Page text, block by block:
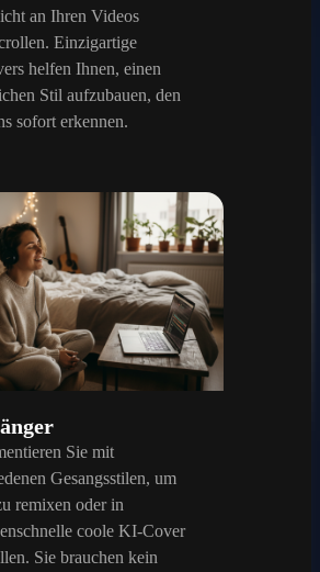
an Ihren Videos
Einzigartige
helfen Ihnen, einen
Stil aufzubauen, den
sofort erkennen.
Sie mit
Gesangsstilen, um
remixen oder in
coole KI-Cover
Sie brauchen kein